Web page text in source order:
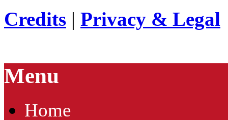
Credits | Privacy & Legal
Menu
Home